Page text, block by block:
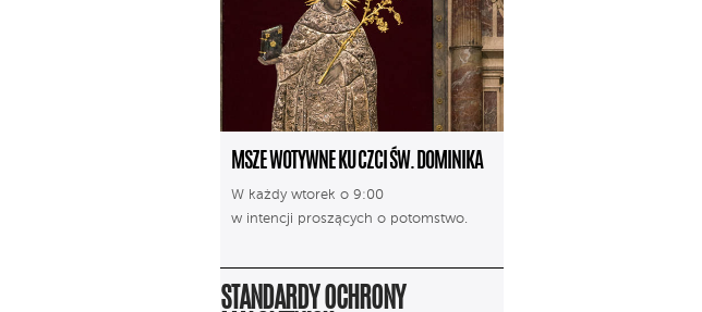
MSZE WOTYWNE KU CZCI ŚW. DOMINIKA
W każdy wtorek o 9:00
w intencji proszących o potomstwo.
STANDARDY OCHRONY